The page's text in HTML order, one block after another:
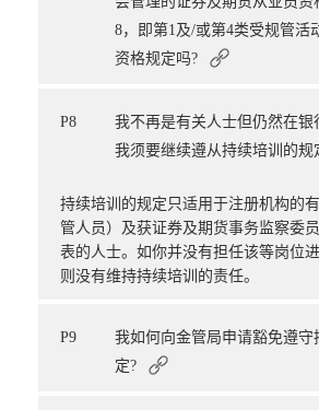
8，即第1及/或第4类受规管活
资格规定吗?
P8
我不再是有关人士但仍然在银
我须要继续遵从持续培训的规
持续培训的规定只适用于注册机构的
管人员）及获证券及期货事务监察委
表的人士。如你并没有担任该等岗位
则没有维持持续培训的责任。
P9
我如何向金管局申请豁免遵守
定?